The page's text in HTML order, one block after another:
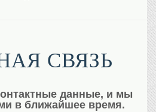
СВЯЗЬ
данные, и мы
в ближайшее время.